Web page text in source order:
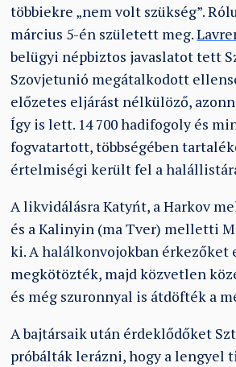
többiekre „nem volt szükség”.
március 5-én született meg.
belügyi népbiztos javaslatot tett
Szovjetunió megátalkodott
előzetes eljárást nélkülöző,
Így is lett. 14 700 hadifogoly és
fogvatartott, többségében
értelmiségi került fel a
A likvidálásra Katyńt, a Harkov
és a Kalinyin (ma Tver) melletti
ki. A halálkonvojokban érkezőket
megkötözték, majd közvetlen
és még szuronnyal is átdöfték a
A bajtársaik után érdeklődőket
próbálták lerázni, hogy a lengyel